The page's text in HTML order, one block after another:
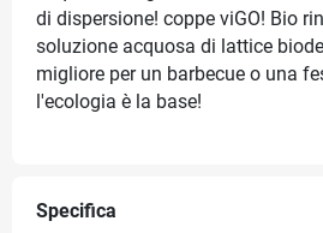
di dispersione! coppe viGO! Bio
soluzione acquosa di lattice
migliore per un barbecue o una
l'ecologia è la base!
Specifica